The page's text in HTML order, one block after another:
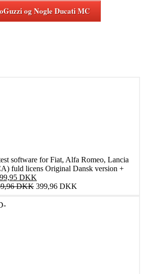
og Nogle Ducati MC
software for Fiat, Alfa Romeo, Lancia
fuld licens Original Dansk version +
DKK
aktuelle
DKK 399,96 DKK